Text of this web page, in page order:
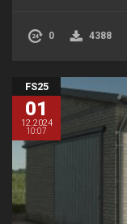
0 4388
FS25
01
12.2024
10:07